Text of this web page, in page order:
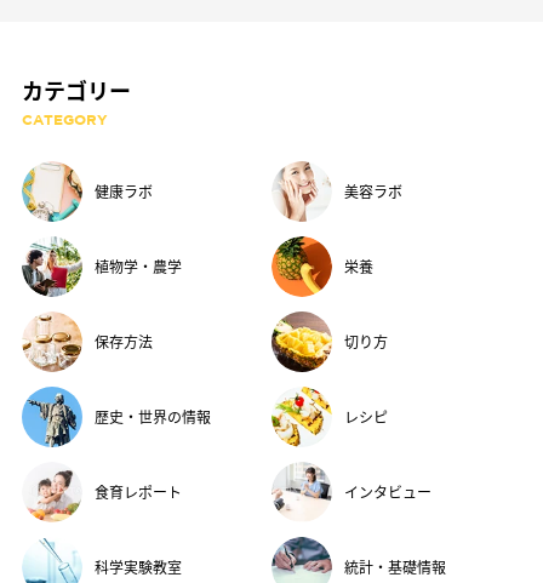
カテゴリー
CATEGORY
健康ラボ 美容ラボ
植物学・農学 栄養
保存方法 切り方
歴史・世界の情報 レシピ
食育レポート インタビュー
科学実験教室 統計・基礎情報